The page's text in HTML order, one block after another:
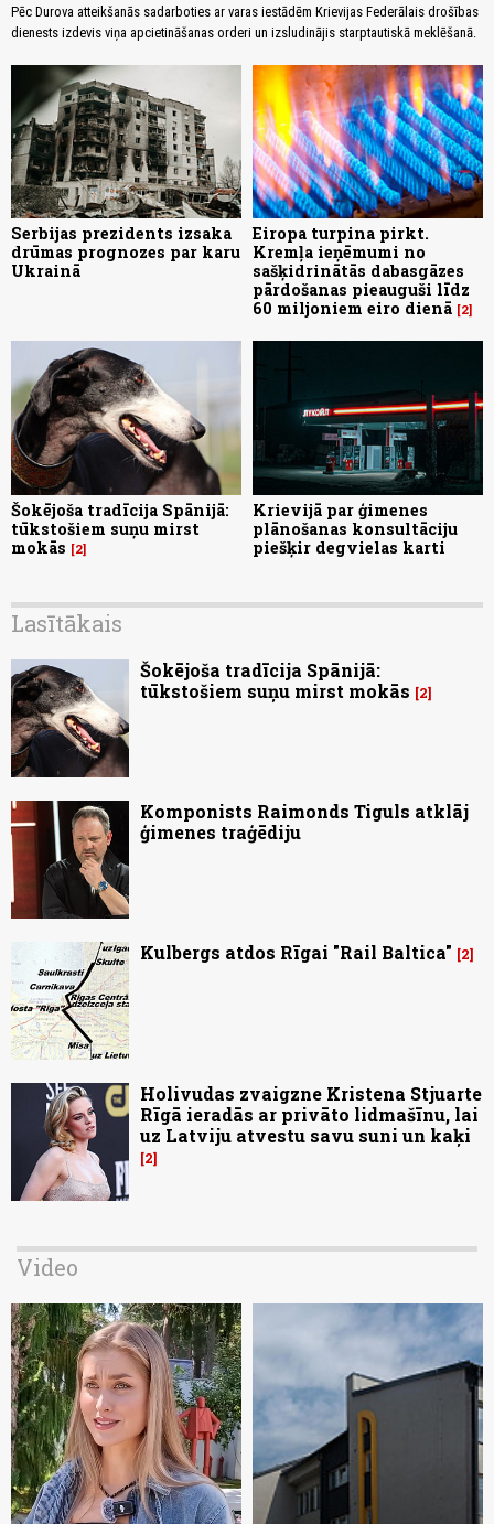
Pēc Durova atteikšanās sadarboties ar varas iestādēm Krievijas Federālais drošības
dienests izdevis viņa apcietināšanas orderi un izsludinājis starptautiskā meklēšanā.
Serbijas prezidents izsaka
drūmas prognozes par karu
Ukrainā
Eiropa turpina pirkt.
Kremļa ieņēmumi no
sašķidrinātās dabasgāzes
pārdošanas pieauguši līdz
60 miljoniem eiro dienā 2
Šokējoša tradīcija Spānijā:
tūkstošiem suņu mirst
mokās
2
Krievijā par ģimenes
plānošanas konsultāciju
piešķir degvielas karti
Lasītākais
Šokējoša tradīcija Spānijā:
tūkstošiem suņu mirst mokās
2
Komponists Raimonds Tiguls atklāj
ģimenes traģēdiju
Kulbergs atdos Rīgai "Rail Baltica" 2
Holivudas zvaigzne Kristena Stjuarte
Rīgā ieradās ar privāto lidmašīnu, lai
uz Latviju atvestu savu suni un kaķi
2
Video